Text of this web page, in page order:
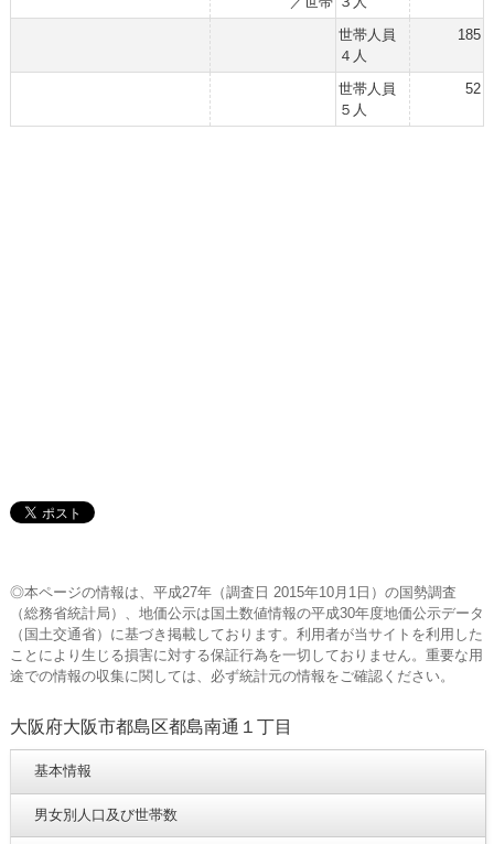
世帯人員
４人
185
世帯人員
５人
52
◎本ページの情報は、平成27年（調査日 2015年10月1日）の国勢調査
（総務省統計局）、地価公示は国土数値情報の平成30年度地価公示データ
（国土交通省）に基づき掲載しております。利用者が当サイトを利用した
ことにより生じる損害に対する保証行為を一切しておりません。重要な用
途での情報の収集に関しては、必ず統計元の情報をご確認ください。
大阪府大阪市都島区都島南通１丁目
基本情報
男女別人口及び世帯数